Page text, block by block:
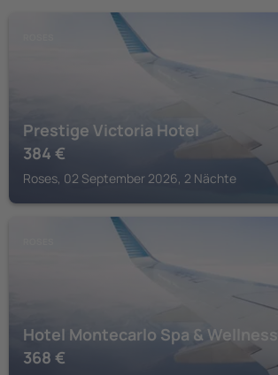
Prestige Victoria Hotel
384 €
Roses, 02 September 2026, 2 Nächte
Hotel Montecarlo Spa & Wellness
368 €